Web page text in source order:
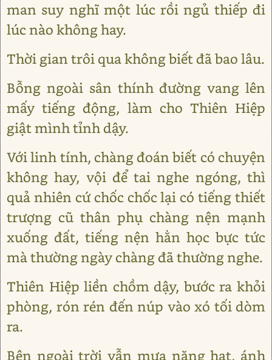
man suy nghĩ một lúc rồi ngủ thiếp đi
lúc nào không hay.
Thời gian trôi qua không biết đã bao lâu.
Bỗng ngoài sân thính đường vang lên
mấy tiếng động, làm cho Thiên Hiệp
giật mình tỉnh dậy.
Với linh tính, chàng đoán biết có chuyện
không hay, vội để tai nghe ngóng, thì
quả nhiên cứ chốc chốc lại có tiếng thiết
trượng cũ thân phụ chàng nện mạnh
xuống đất, tiếng nện hằn học bực tức
mà thường ngày chàng đã thường nghe.
Thiên Hiệp liền chồm dậy, bước ra khỏi
phòng, rón rén đến núp vào xó tối dòm
ra.
Bên ngoài trời vẫn mưa nặng hạt, ánh